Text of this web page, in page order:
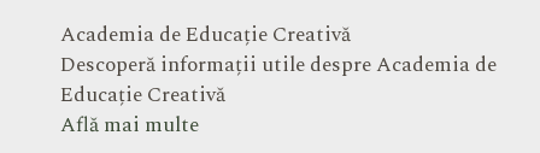
Academia de Educație Creativă
Descoperă informații utile despre Academia de
Educație Creativă
Află mai multe